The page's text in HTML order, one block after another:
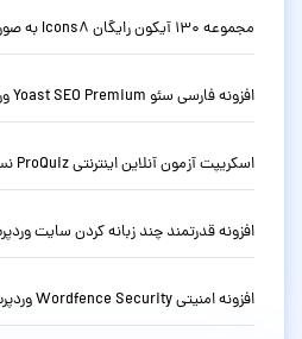
مجموعه 130 آیکون رایگان Icons8 به صورت SVG
افزونه فارسی سئو Yoast SEO Premium وردپرس نسخه حرفه ای 28.1
اسکریپت آزمون آنلاین اینترنتی ProQuiz نسخه 2.0.2
افزونه قدرتمند چند زبانه کردن سایت وردپرس WPML نسخه 4.9.6
افزونه امنیتی Wordfence Security وردپرس نسخه 8.1.4